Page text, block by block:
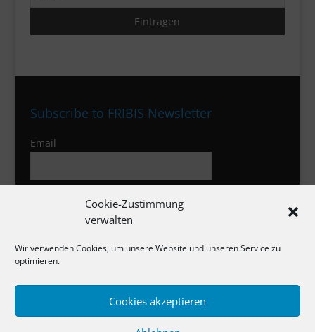
Cookie-Zustimmung
verwalten
Wir verwenden Cookies, um unsere Website und unseren Service zu
optimieren.
Cookies akzeptieren
Subscribe to FRIBIS Newsletter
Email
Impressum